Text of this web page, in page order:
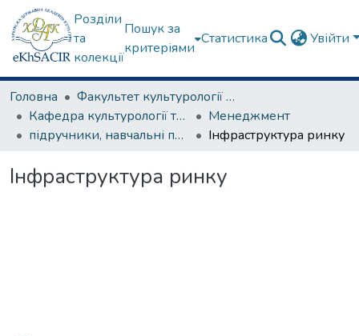
Розділи
та
колекції
Пошук за
критеріями
Статистика Увійти
Головна
Факультет культурології та соціальних комунікацій
Кафедра культурології та музеєзнавства
Менеджмент
підручники, навчальні посібники, курси лекцій та ін.
Інфраструктура ринку
Інфраструктура ринку